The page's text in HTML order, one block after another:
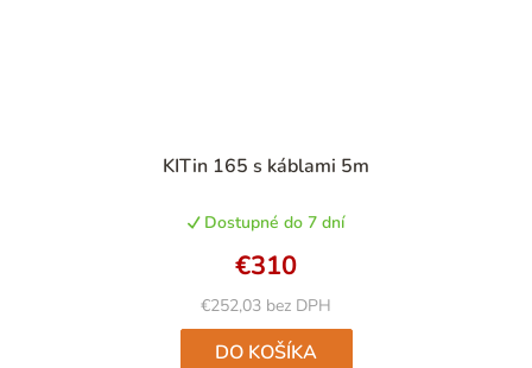
KITin 165 s káblami 5m
hodnotenie
je
4,7
z
5
hviezdičiek.
Dostupné do 7 dní
€252,03 bez DPH
€310
DO KOŠÍKA